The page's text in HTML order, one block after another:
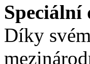
Speciální
Díky